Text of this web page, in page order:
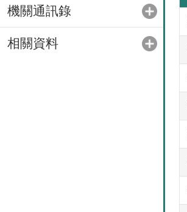
機關通訊錄
相關資料